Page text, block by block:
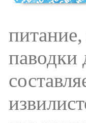
паводки